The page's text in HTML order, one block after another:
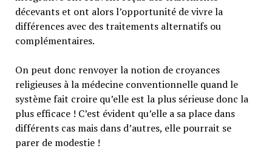
décevants et ont alors l’opportunité de vivre la
différences avec des traitements alternatifs ou
complémentaires.
On peut donc renvoyer la notion de croyances
religieuses à la médecine conventionnelle quand le
système fait croire qu’elle est la plus sérieuse donc la
plus efficace ! C’est évident qu’elle a sa place dans
différents cas mais dans d’autres, elle pourrait se
parer de modestie !